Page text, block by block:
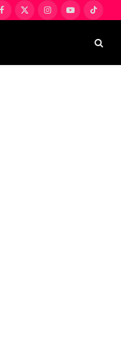
Facebook
X
InstagramYouTubeTikTok